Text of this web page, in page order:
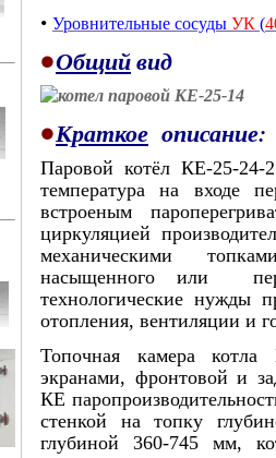
• Уровнительные сосуды УК (
•Общийвид
•Краткое описание:
Паровой котёл КЕ-25-24-
температура на входе
встроеным
циркуляцией
механическими
насыщенного или
технологические нужды
отопления, вентиляции и
Топочная камера
экранами, фронтовой и
КЕ
стенкой на топку
глубиной 360-745 мм,